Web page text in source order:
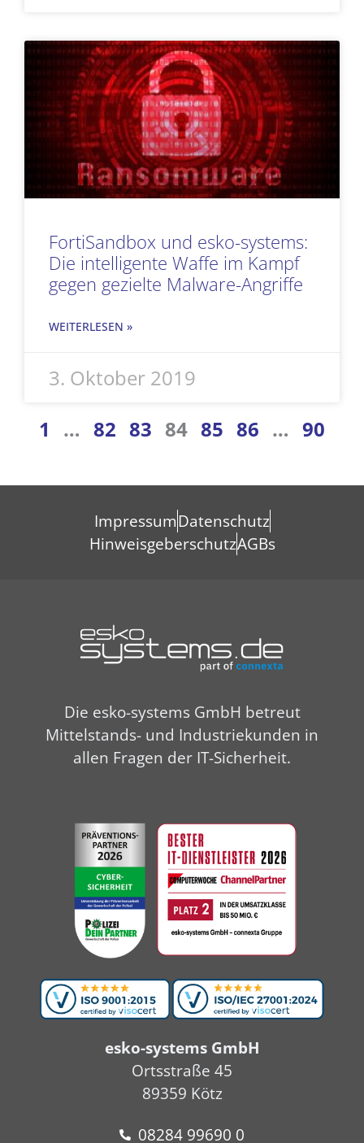
FortiSandbox und esko-systems:
Die intelligente Waffe im Kampf
gegen gezielte Malware-Angriffe
WEITERLESEN »
3. Oktober 2019
1 … 82 83 84 85 86 … 90
ImpressumDatenschutz
HinweisgeberschutzAGBs
Die esko-systems GmbH betreut
Mittelstands- und Industriekunden in
allen Fragen der IT-Sicherheit.
esko-systems GmbH
Ortsstraße 45
89359 Kötz
08284 99690 0